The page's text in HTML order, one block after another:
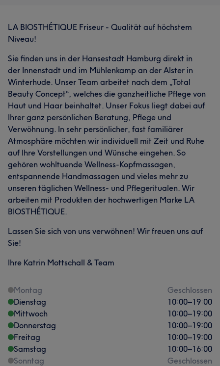
Was unsere Kunden über Souad sagen
Talentiert 18 Kompetent 15 Professionell 11
Sympathisch 10
Was unsere Kunden über Markus sagen
Kompetent 37 Professionell 36 Talentiert 22
Erfahren 19
Was unsere Kunden über Milena sagen
Kompetent
Freundlich
LA BIOSTHÉTIQUE Friseur - Qualität auf höchstem
Niveau!
Sie finden uns in der Hansestadt Hamburg direkt in
der Innenstadt und im Mühlenkamp an der Alster in
Winterhude. Unser Team arbeitet nach dem „Total
Beauty Concept“, welches die ganzheitliche Pflege von
Haut und Haar beinhaltet. Unser Fokus liegt dabei auf
Ihrer ganz persönlichen Beratung, Pflege und
Verwöhnung. In sehr persönlicher, fast familiärer
Atmosphäre möchten wir individuell mit Zeit und Ruhe
auf Ihre Vorstellungen und Wünsche eingehen. So
gehören wohltuende Wellness-Kopfmassagen,
entspannende Handmassagen und vieles mehr zu
unseren täglichen Wellness- und Pflegeritualen. Wir
arbeiten mit Produkten der hochwertigen Marke LA
BIOSTHÉTIQUE.
Lassen Sie sich von uns verwöhnen! Wir freuen uns auf
Sie!
Ihre Katrin Mottschall & Team
Montag
Geschlossen
Dienstag
10:00–19:00
Mittwoch
10:00–19:00
Donnerstag
10:00–19:00
Freitag
10:00–19:00
Samstag
10:00–16:00
Sonntag
Geschlossen